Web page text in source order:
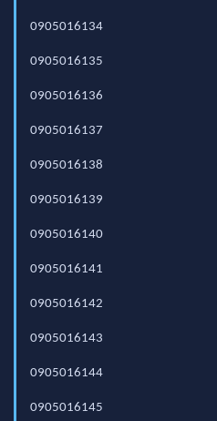
0905016134
0905016135
0905016136
0905016137
0905016138
0905016139
0905016140
0905016141
0905016142
0905016143
0905016144
0905016145